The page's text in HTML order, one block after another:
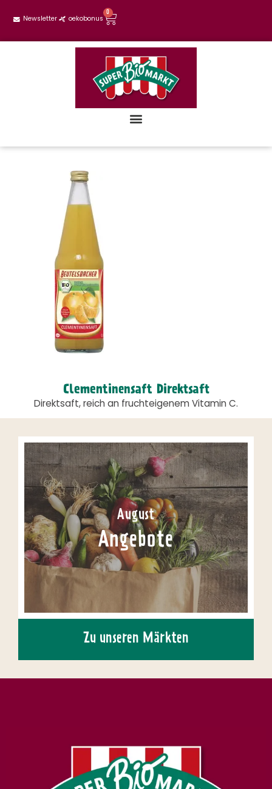
Newsletter oekobonus
0
Clementinensaft Direktsaft
Direktsaft, reich an fruchteigenem Vitamin C.
August
Angebote
Zu unseren Märkten